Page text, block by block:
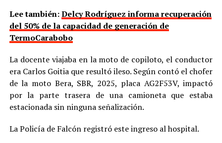
Lee también:Delcy Rodríguez informa recuperación
del 50% de la capacidad de generación de
TermoCarabobo
La docente viajaba en la moto de copiloto, el conductor
era Carlos Goitia que resultó ileso. Según contó el chofer
de la moto Bera, SBR, 2025, placa AG2F53V, impactó
por la parte trasera de una camioneta que estaba
estacionada sin ninguna señalización.
La Policía de Falcón registró este ingreso al hospital.